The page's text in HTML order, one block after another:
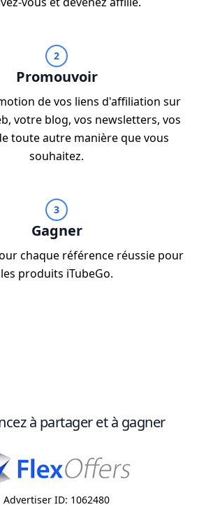
2
Promouvoir
de vos liens d'affiliation sur
votre blog, vos newsletters, vos
toute autre manière que vous
souhaitez.
3
Gagner
chaque référence réussie pour
les produits iTubeGo.
à partager et à gagner
Advertiser ID: 1062480